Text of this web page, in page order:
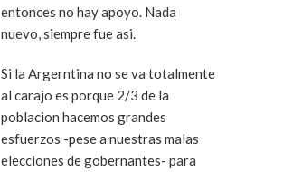
entonces no hay apoyo. Nada
nuevo, siempre fue asi.
Si la Argerntina no se va totalmente
al carajo es porque 2/3 de la
poblacion hacemos grandes
esfuerzos -pese a nuestras malas
elecciones de gobernantes- para